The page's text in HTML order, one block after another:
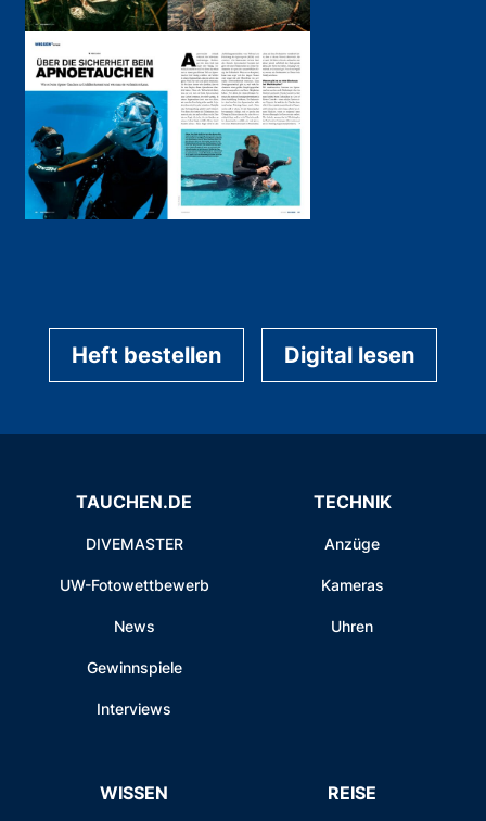
Heft bestellen Digital lesen
TAUCHEN.DE
DIVEMASTER
UW-Fotowettbewerb
News
Gewinnspiele
Interviews
TECHNIK
Anzüge
Kameras
Uhren
WISSEN REISE